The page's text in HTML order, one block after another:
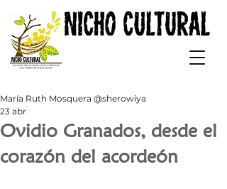
Ovidio Granados, desde el
corazón del acordeón
María Ruth Mosquera @sherowiya
23 abr